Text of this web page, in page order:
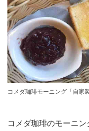
コメダ珈琲モーニング「自家
コメダ珈琲のモーニン